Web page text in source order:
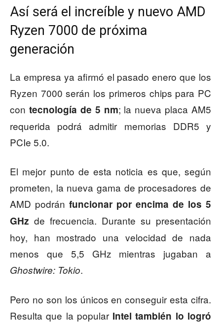
Así será el increíble y nuevo AMD
Ryzen 7000 de próxima
generación
La empresa ya afirmó el pasado enero que los
Ryzen 7000 serán los primeros chips para PC
con tecnología de 5 nm; la nueva placa AM5
requerida podrá admitir memorias DDR5 y
PCIe 5.0.
El mejor punto de esta noticia es que, según
prometen, la nueva gama de procesadores de
AMD podrán funcionar por encima de los 5
GHz de frecuencia. Durante su presentación
hoy, han mostrado una velocidad de nada
menos que 5,5 GHz mientras jugaban a
Ghostwire: Tokio.
Pero no son los únicos en conseguir esta cifra.
Resulta que la popular Intel también lo logró